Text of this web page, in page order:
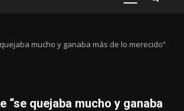
PRIMARY
mucho y ganaba más de lo merecido”
“se quejaba mucho y ganaba